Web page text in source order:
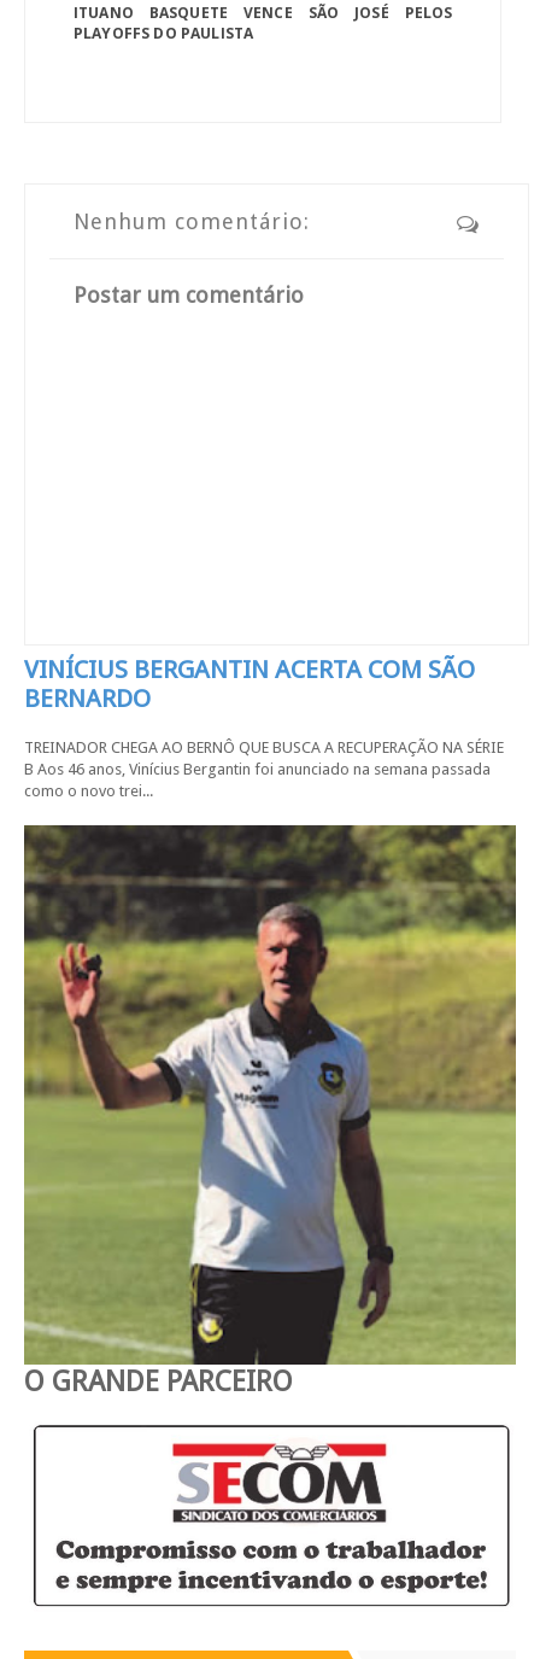
ITUANO BASQUETE VENCE SÃO JOSÉ PELOS
PLAYOFFS DO PAULISTA
Nenhum comentário:
Postar um comentário
VINÍCIUS BERGANTIN ACERTA COM SÃO
BERNARDO
TREINADOR CHEGA AO BERNÔ QUE BUSCA A RECUPERAÇÃO NA SÉRIE
B Aos 46 anos, Vinícius Bergantin foi anunciado na semana passada
como o novo trei...
O GRANDE PARCEIRO